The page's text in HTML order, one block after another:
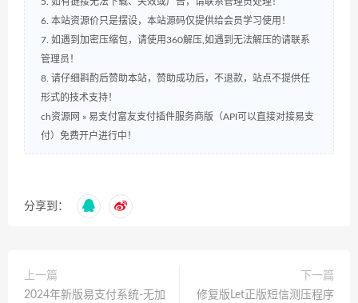
6. 本站资源价只是摆设，本站源码仅提供给会员学习使用！
7. 如遇到加密压缩包，请使用360解压,如遇到无法解压的请联系
管理员！
8. 请仔细斟酌后赞助本站，赞助成功后，不退款，站点不提供任
形式的技术支持！
ch资源网 » 易支付富友支付插件服务商版（API可以直接对接易支
付）免费开户进行中！
分享到：
上一篇
2024年新版易支付系统-无加
下一篇
修复版Let正版短信测压程序